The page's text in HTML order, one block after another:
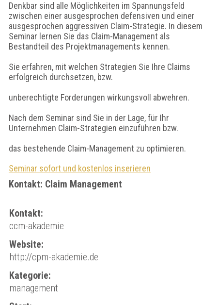
Denkbar sind alle Möglichkeiten im Spannungsfeld
zwischen einer ausgesprochen defensiven und einer
ausgesprochen aggressiven Claim-Strategie. In diesem
Seminar lernen Sie das Claim-Management als
Bestandteil des Projektmanagements kennen.
Sie erfahren, mit welchen Strategien Sie Ihre Claims
erfolgreich durchsetzen, bzw.
unberechtigte Forderungen wirkungsvoll abwehren.
Nach dem Seminar sind Sie in der Lage, für Ihr
Unternehmen Claim-Strategien einzuführen bzw.
das bestehende Claim-Management zu optimieren.
Seminar sofort und kostenlos inserieren
Kontakt: Claim Management
Kontakt:
ccm-akademie
Website:
http://cpm-akademie.de
Kategorie:
management